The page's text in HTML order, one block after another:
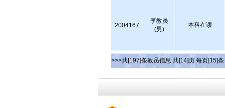
2004167
李教员
(男)
本科在读
>>>共[197]条教员信息 共[14]页 每页[15]条